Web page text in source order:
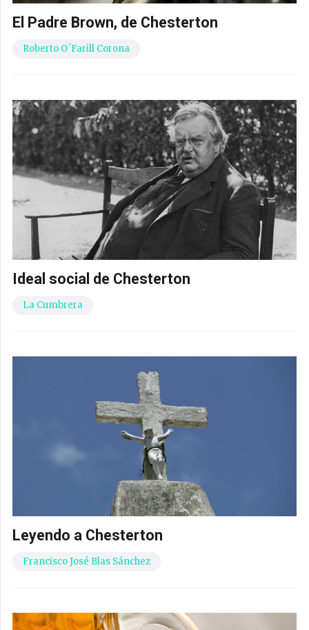
El Padre Brown, de Chesterton
Roberto O´Farill Corona
Ideal social de Chesterton
La Cumbrera
Leyendo a Chesterton
Francisco José Blas Sánchez